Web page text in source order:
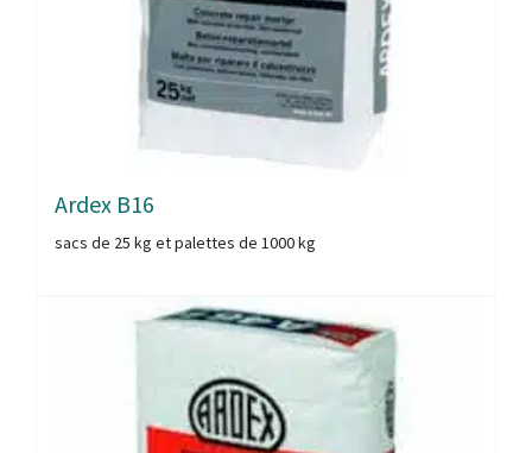
Ardex B16
sacs de 25 kg et palettes de 1000 kg